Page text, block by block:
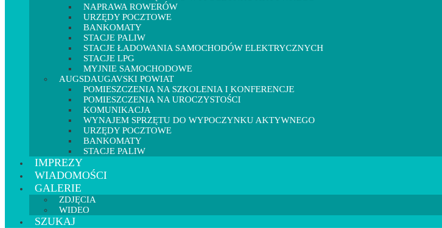
NAPRAWA ROWERÓW
URZĘDY POCZTOWE
BANKOMATY
STACJE PALIW
STACJE ŁADOWANIA SAMOCHODÓW ELEKTRYCZNYCH
STACJE LPG
MYJNIE SAMOCHODOWE
AUGSDAUGAVSKI POWIAT
POMIESZCZENIA NA SZKOLENIA I KONFERENCJE
POMIESZCZENIA NA UROCZYSTOŚCI
KOMUNIKACJA
WYNAJEM SPRZĘTU DO WYPOCZYNKU AKTYWNEGO
URZĘDY POCZTOWE
BANKOMATY
STACJE PALIW
IMPREZY
WIADOMOŚCI
GALERIE
ZDJĘCIA
WIDEO
SZUKAJ